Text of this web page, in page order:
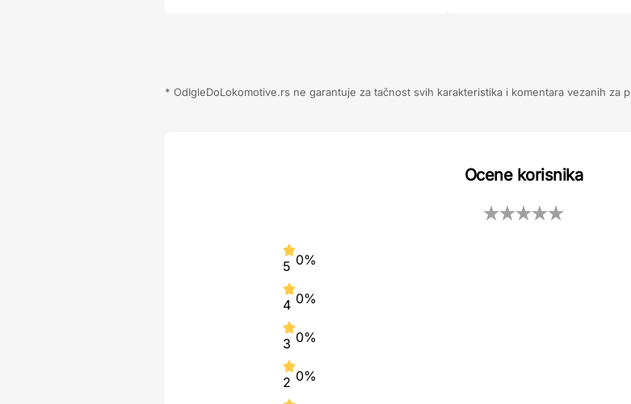
* OdIgleDoLokomotive.rs ne garantuje za tačnost svih karakteristika i komentara vezanih za
Ocene korisnika
5 0%
4 0%
3 0%
2 0%